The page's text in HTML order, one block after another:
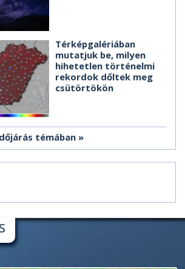
Térképgalériában
mutatjuk be, milyen
hihetetlen történelmi
rekordok dőltek meg
csütörtökön
témában